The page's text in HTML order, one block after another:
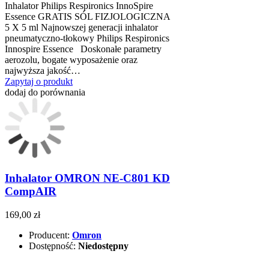
Inhalator Philips Respironics InnoSpire
Essence GRATIS SÓL FIZJOLOGICZNA
5 X 5 ml Najnowszej generacji inhalator
pneumatyczno-tłokowy Philips Respironics
Innospire Essence Doskonałe parametry
aerozolu, bogate wyposażenie oraz
najwyższa jakość…
Zapytaj o produkt
dodaj do porównania
Inhalator OMRON NE-C801 KD
CompAIR
169,00 zł
Producent: Omron
Dostępność: Niedostępny